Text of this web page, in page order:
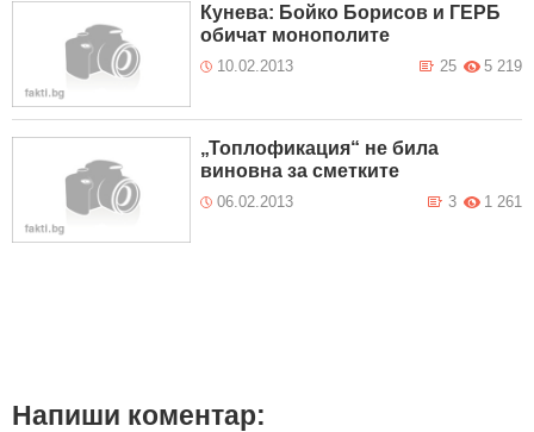
Кунева: Бойко Борисов и ГЕРБ
обичат монополите
10.02.2013 5 219
25
„Топлофикация“ не била
виновна за сметките
06.02.2013 1 261
3
Напиши коментар: